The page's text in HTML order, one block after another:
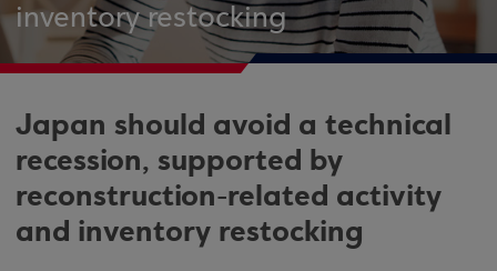
inventory restocking
Japan should avoid a technical
recession, supported by
reconstruction-related activity
and inventory restocking